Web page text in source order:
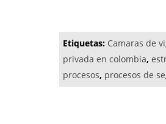
Etiquetas: Camaras de
privada en colombia,
procesos, procesos de